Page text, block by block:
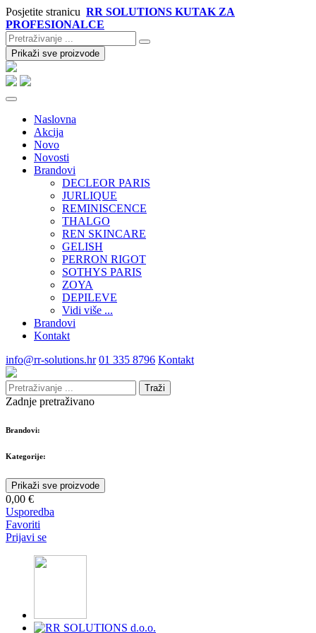
Posjetite stranicu RR SOLUTIONS KUTAK ZA
PROFESIONALCE
Prikaži sve proizvode
Naslovna
Akcija
Novo
Novosti
Brandovi
DECLEOR PARIS
JURLIQUE
REMINISCENCE
THALGO
REN SKINCARE
GELISH
PERRON RIGOT
SOTHYS PARIS
ZOYA
DEPILEVE
Vidi više ...
Brandovi
Kontakt
info@rr-solutions.hr 01 335 8796 Kontakt
Traži
Zadnje pretraživano
Brandovi:
Kategorije:
Prikaži sve proizvode
0,00 €
Usporedba
Favoriti
Prijavi se